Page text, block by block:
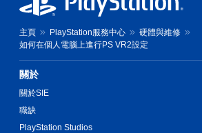
主頁 PlayStation服務中心
硬體與維修
如何在個人電腦上進行PS VR2設定
關於
關於SIE
職缺
PlayStation Studios